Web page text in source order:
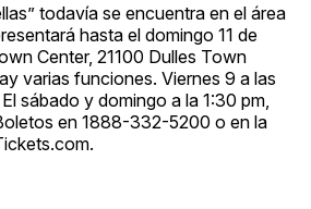
todavía se encuentra en el área
hasta el domingo 11 de
Center, 21100 Dulles Town
varias funciones. Viernes 9 a las
sábado y domingo a la 1:30 pm,
en 1888-332-5200 o en la